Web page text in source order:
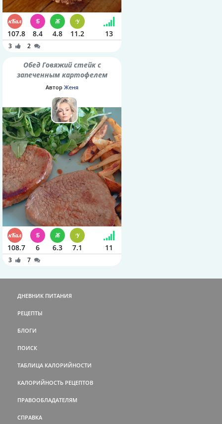
107.8 8.4 4.8 11.2 13
3 2
Обед Говяжий стейк с
запеченным картофелем
Автор Женя
108.7 6 6.3 7.1 11
3 7
ДНЕВНИК ПИТАНИЯ
РЕЦЕПТЫ
БЛОГИ
ПОИСК
ТАБЛИЦА КАЛОРИЙНОСТИ
КАЛОРИЙНОСТЬ РЕЦЕПТОВ
ПРАВООБЛАДАТЕЛЯМ
СПРАВКА